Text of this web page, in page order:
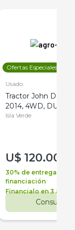
Ofertas Especiales
Usado
Tractor John Deere
2014, 4WD, DUAL
Isla Verde
U$ 120.000
30% de entrega +
financiación
Financialo en 3 años
Consultar